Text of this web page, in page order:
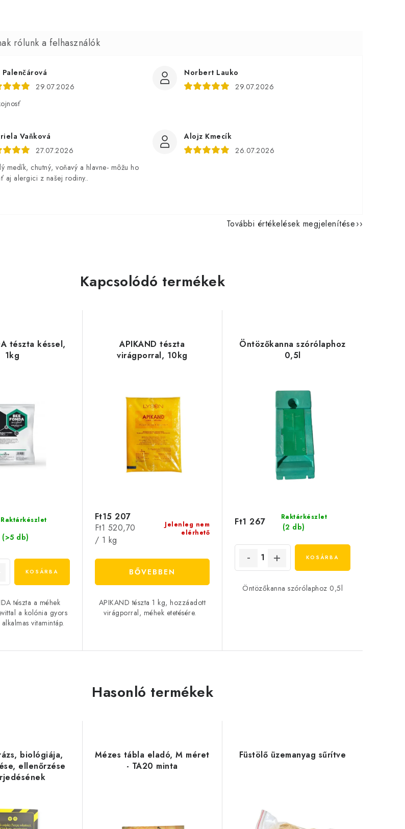
Palenčárová
29.07.2026
Norbert Lauko
29.07.2026
Vaňková
27.07.2026
medík, chutný, voňavý a hlavne- môžu ho
aj alergici z našej rodiny..
Alojz Kmecík
26.07.2026
További értékelések megjelenítése
Kapcsolódó termékek
tészta késsel,
1kg
Raktárkészlet
(>5 db)
KOSÁRBA
tészta a méhek
a kolónia gyors
vitamintáp.
APIKAND tészta
virágporral, 10kg
Jelenleg nem
elérhető
Ft15 207
Egységár:
Ft1 520,70
/ 1 kg
BŐVEBBEN
APIKAND tészta 1 kg, hozzáadott
virágporral, méhek etetésére.
Öntözőkanna szórólaphoz
0,5l
Raktárkészlet
(2 db)
Ft1 267
KOSÁRBA
Öntözőkanna szórólaphoz 0,5l
Hasonló termékek
biológiája,
ellenőrzése
Mézes tábla eladó, M méret
- TA20 minta
Füstölő üzemanyag sűrítve